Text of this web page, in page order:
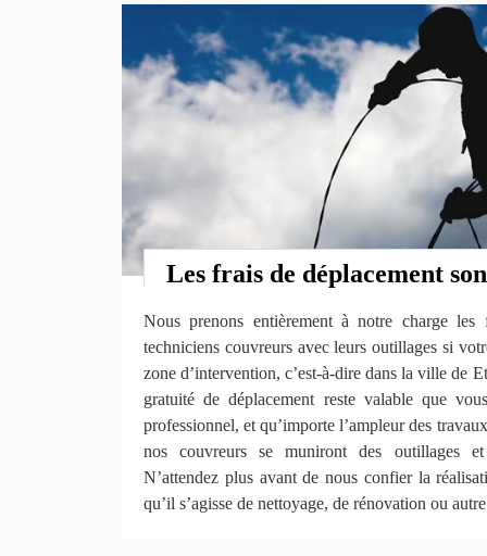
Les frais de déplacement
Nous prenons entièrement à notre charge les
techniciens couvreurs avec leurs outillages si
zone d’intervention, c’est-à-dire dans la ville de
gratuité de déplacement reste valable que
professionnel, et qu’importe l’ampleur des
nos couvreurs se muniront des outillages et
N’attendez plus avant de nous confier la
qu’il s’agisse de nettoyage, de rénovation ou